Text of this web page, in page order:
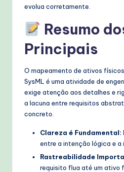
evolua corretamente.
Resumo
Principais
O mapeamento de ativos
SysML é uma atividade de
exige atenção aos detalhes e
a lacuna entre requisitos
concreto.
Clareza é Fundamental:
entre a intenção lógica e a
Rastreabilidade
requisito flua até um ativo